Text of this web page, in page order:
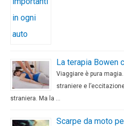
La terapia Bowen
Viaggiare è pura
straniere e
straniera. Ma la …
Scarpe da moto